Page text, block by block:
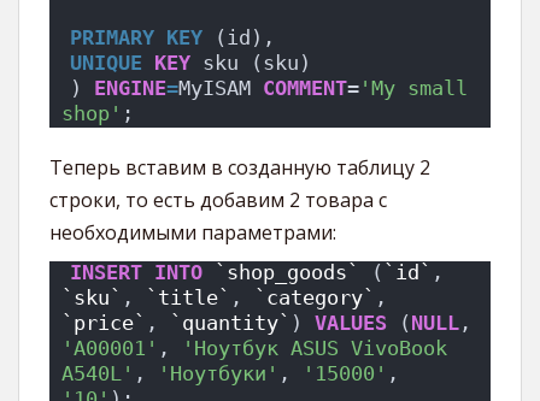
PRIMARY KEY (id),
UNIQUE KEY sku (sku)
) ENGINE=MyISAM COMMENT= 'My small
shop' ;
Теперь вставим в созданную таблицу 2
строки, то есть добавим 2 товара с
необходимыми параметрами:
INSERT INTO `shop_goods` ( `id`
`sku` , `title` , `category`
`price` , `quantity` ) VALUES ( NULL
'A00001' ,
'Ноутбук ASUS VivoBook
A540L' , 'Ноутбуки' , '15000'